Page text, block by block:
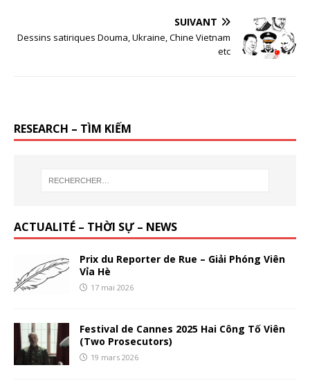
SUIVANT
Dessins satiriques Douma, Ukraine, Chine Vietnam
etc
RESEARCH – TÌM KIẾM
ACTUALITÉ – THỜI SỰ – NEWS
Prix du Reporter de Rue – Giải Phóng Viên
Vỉa Hè
17 mai 2026
Festival de Cannes 2025 Hai Công Tố Viên
(Two Prosecutors)
19 mars 2026